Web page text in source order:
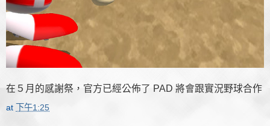
在５月的感謝祭，官方已經公佈了 PAD 將會跟實況野球合作
at 下午1:25